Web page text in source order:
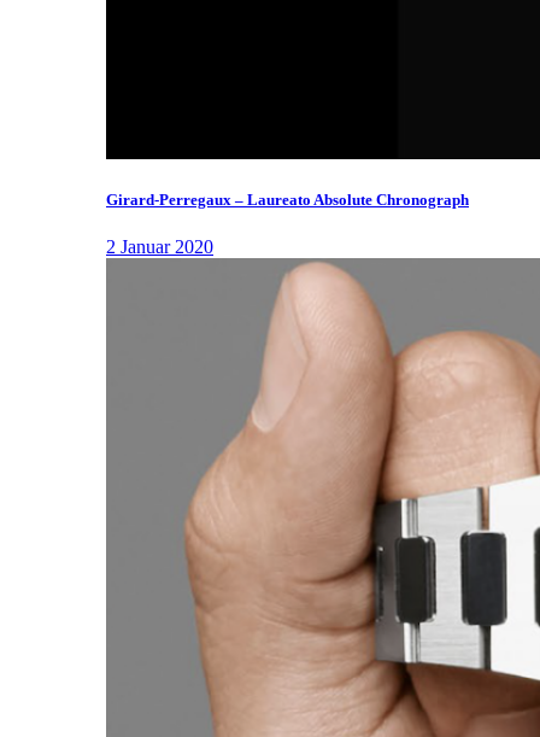
Girard-Perregaux – Laureato Absolute Chronograph
2 Januar 2020